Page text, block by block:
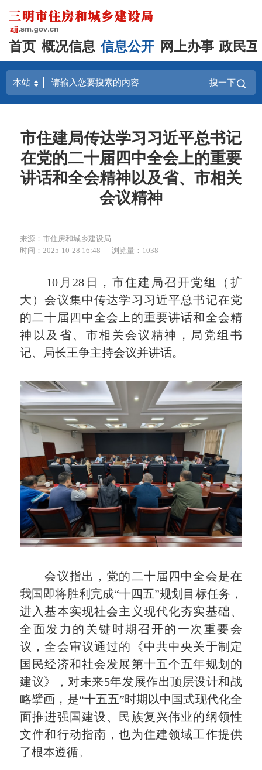
首页 概况信息 信息公开 网上办事 政民
搜一下
市住建局传达学习习近平总书记
在党的二十届四中全会上的重要
讲话和全会精神以及省、市相关
会议精神
来源：市住房和城乡建设局
时间：2025-10-28 16:48
浏览量：1038
10月28日，市住建局召开党组（扩
大）会议集中传达学习习近平总书记在党
的二十届四中全会上的重要讲话和全会精
神以及省、市相关会议精神，局党组书
记、局长王争主持会议并讲话。
会议指出，党的二十届四中全会是在
我国即将胜利完成“十四五”规划目标任务，
进入基本实现社会主义现代化夯实基础、
全面发力的关键时期召开的一次重要会
议，全会审议通过的《中共中央关于制定
国民经济和社会发展第十五个五年规划的
建议》，对未来5年发展作出顶层设计和战
略擘画，是“十五五”时期以中国式现代化全
面推进强国建设、民族复兴伟业的纲领性
文件和行动指南，也为住建领域工作提供
了根本遵循。